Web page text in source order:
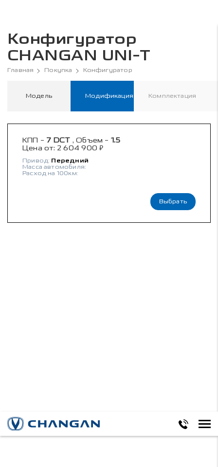
Конфигуратор
CHANGAN UNI-T
Главная Покупка Конфигуратор
Модель Модификация Комплектация
КПП - 7 DCT , Объем - 1.5
Цена от: 2 604 900₽
Привод: Передний
Масса автомобиля:
Расход на 100км:
Выбрать